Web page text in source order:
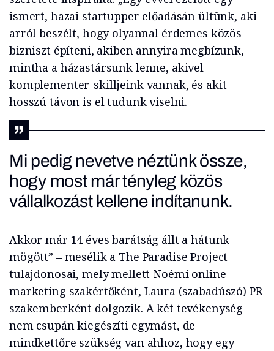
ismert, hazai startupper előadásán ültünk, aki
arról beszélt, hogy olyannal érdemes közös
bizniszt építeni, akiben annyira megbízunk,
mintha a házastársunk lenne, akivel
komplementer-skilljeink vannak, és akit
hosszú távon is el tudunk viselni.
Mi pedig nevetve néztünk össze,
hogy most már tényleg közös
vállalkozást kellene indítanunk.
Akkor már 14 éves barátság állt a hátunk
mögött” – mesélik a The Paradise Project
tulajdonosai, mely mellett Noémi online
marketing szakértőként, Laura (szabadúszó) PR
szakemberként dolgozik. A két tevékenység
nem csupánkiegészíti egymást, de
mindkettőre szükség van ahhoz, hogy egy